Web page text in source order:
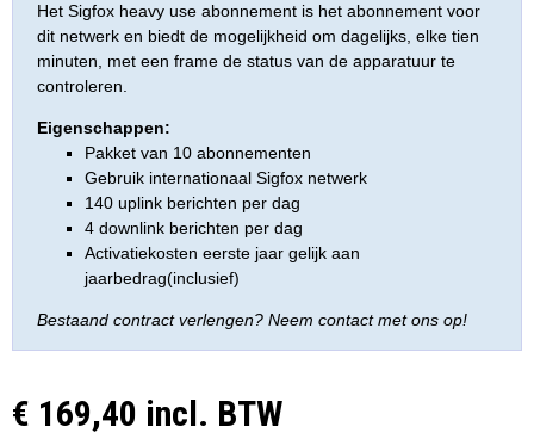
Het Sigfox heavy use abonnement is het abonnement voor
dit netwerk en biedt de mogelijkheid om dagelijks, elke tien
minuten, met een frame de status van de apparatuur te
controleren.
Eigenschappen:
Pakket van 10 abonnementen
Gebruik internationaal Sigfox netwerk
140 uplink berichten per dag
4 downlink berichten per dag
Activatiekosten eerste jaar gelijk aan
jaarbedrag(inclusief)
Bestaand contract verlengen? Neem contact met ons op!
€ 169,40 incl. BTW